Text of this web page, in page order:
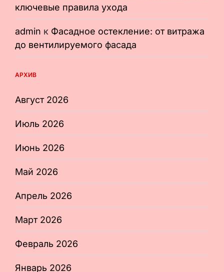
ключевые правила ухода
admin к Фасадное остекление: от витража
до вентилируемого фасада
АРХИВ
Август 2026
Июль 2026
Июнь 2026
Май 2026
Апрель 2026
Март 2026
Февраль 2026
Январь 2026